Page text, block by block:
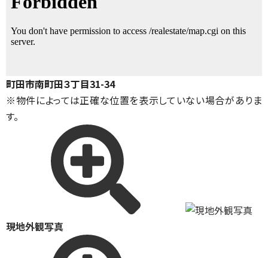
町田市南町田３丁目31-34
※物件によっては正確な位置を表示していない場合がありま
す。
現地外観写真